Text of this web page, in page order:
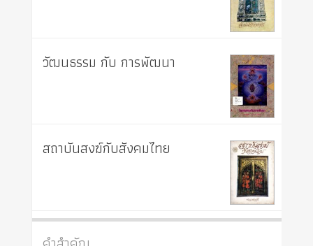
วัฒนธรรม กับ การพัฒนา
สถาบันสงฆ์กับสังคมไทย